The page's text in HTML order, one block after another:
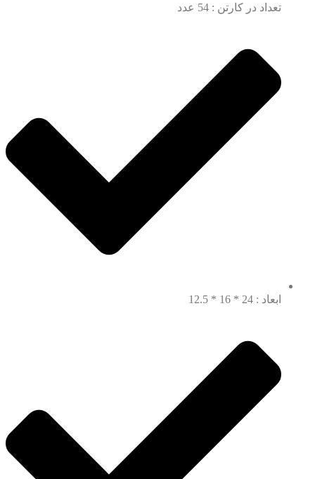
تعداد در کارتن : 54 عدد
ابعاد : 24 * 16 * 12.5